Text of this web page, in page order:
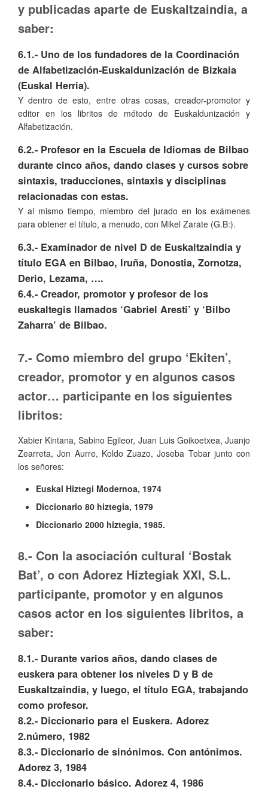
y publicadas aparte de Euskaltzaindia, a
saber:
6.1.- Uno de los fundadores de la Coordinación
de Alfabetización-Euskaldunización de Bizkaia
(Euskal Herria).
Y dentro de esto, entre otras cosas, creador-promotor y
editor en los libritos de método de Euskaldunización y
Alfabetización.
6.2.- Profesor en la Escuela de Idiomas de Bilbao
durante cinco años, dando clases y cursos sobre
sintaxis, traducciones, sintaxis y disciplinas
relacionadas con estas.
Y al mismo tiempo, miembro del jurado en los exámenes
para obtener el título, a menudo, con Mikel Zarate (G.B:).
6.3.- Examinador de nivel D de Euskaltzaindia y
título EGA en Bilbao, Iruña, Donostia, Zornotza,
Derio, Lezama, ….
6.4.- Creador, promotor y profesor de los
euskaltegis llamados ‘Gabriel Aresti’ y ‘Bilbo
Zaharra’ de Bilbao.
7.- Como miembro del grupo ‘Ekiten’,
creador, promotor y en algunos casos
actor… participante en los siguientes
libritos:
Xabier Kintana, Sabino Egileor, Juan Luis Goikoetxea, Juanjo
Zearreta, Jon Aurre, Koldo Zuazo, Joseba Tobar junto con
los señores:
Euskal Hiztegi Modernoa, 1974
Diccionario 80 hiztegia, 1979
Diccionario 2000 hiztegia, 1985.
8.- Con la asociación cultural ‘Bostak
Bat’, o con Adorez Hiztegiak XXI, S.L.
participante, promotor y en algunos
casos actor en los siguientes libritos, a
saber:
8.1.- Durante varios años, dando clases de
euskera para obtener los niveles D y B de
Euskaltzaindia, y luego, el título EGA, trabajando
como profesor.
8.2.- Diccionario para el Euskera. Adorez
2.número, 1982
8.3.- Diccionario de sinónimos. Con antónimos.
Adorez 3, 1984
8.4.- Diccionario básico. Adorez 4, 1986